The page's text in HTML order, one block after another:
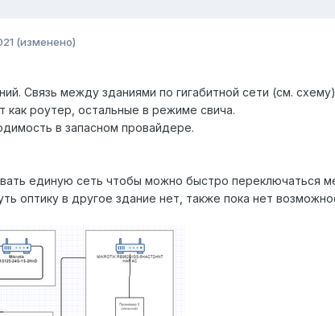
(изменено)
Связь между зданиями по гигабитной сети (см.
как роутер, остальные в режиме свича.
в запасном провайдере.
единую сеть чтобы можно быстро переключаться
оптику в другое здание нет, также пока нет